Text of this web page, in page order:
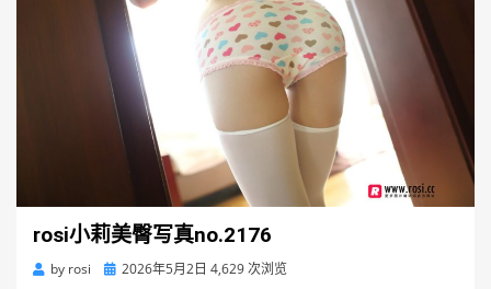
rosi小莉美臀写真no.2176
by rosi
Posted2026年5月2日 4,629 次浏览